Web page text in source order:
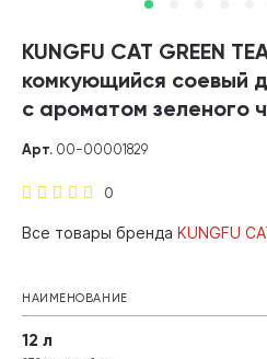
KUNGFU CAT GREEN
комкующийся соевый
с ароматом зеленого
0
Арт. 00-00001829
Все товары бренда KUNGFU
НАИМЕНОВАНИЕ
12 л